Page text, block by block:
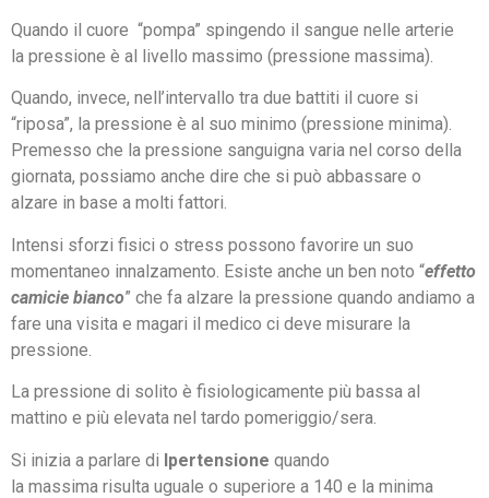
Quando il cuore “pompa” spingendo il sangue nelle arterie
la pressione è al livello massimo (pressione massima).
Quando, invece, nell’intervallo tra due battiti il cuore si
“riposa”, la pressione è al suo minimo (pressione minima).
Premesso che la pressione sanguigna varia nel corso della
giornata, possiamo anche dire che si può abbassare o
alzare in base a molti fattori.
Intensi sforzi fisici o stress possono favorire un suo
momentaneo innalzamento. Esiste anche un ben noto “effetto
camicie bianco” che fa alzare la pressione quando andiamo a
fare una visita e magari il medico ci deve misurare la
pressione.
La pressione di solito è fisiologicamente più bassa al
mattino e più elevata nel tardo pomeriggio/sera.
Si inizia a parlare di Ipertensione quando
la massima risulta uguale o superiore a 140 e la minima